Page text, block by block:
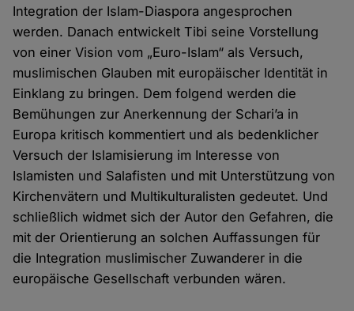
Integration der Islam-Diaspora angesprochen
werden. Danach entwickelt Tibi seine Vorstellung
von einer Vision vom „Euro-Islam“ als Versuch,
muslimischen Glauben mit europäischer Identität in
Einklang zu bringen. Dem folgend werden die
Bemühungen zur Anerkennung der Schari’a in
Europa kritisch kommentiert und als bedenklicher
Versuch der Islamisierung im Interesse von
Islamisten und Salafisten und mit Unterstützung von
Kirchenvätern und Multikulturalisten gedeutet. Und
schließlich widmet sich der Autor den Gefahren, die
mit der Orientierung an solchen Auffassungen für
die Integration muslimischer Zuwanderer in die
europäische Gesellschaft verbunden wären.